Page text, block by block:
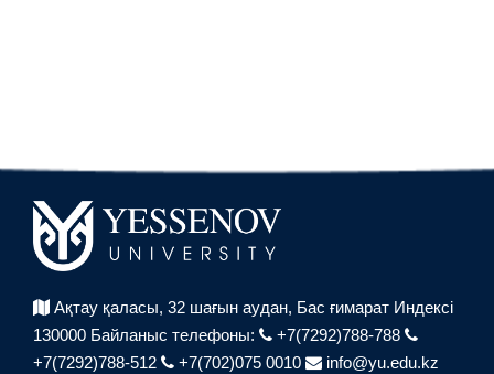
Ақтау қаласы, 32 шағын аудан, Бас ғимарат Индексі
130000 Байланыс телефоны:
+7(7292)788-788
+7(7292)788-512
+7(702)075 0010 info@yu.edu.kz